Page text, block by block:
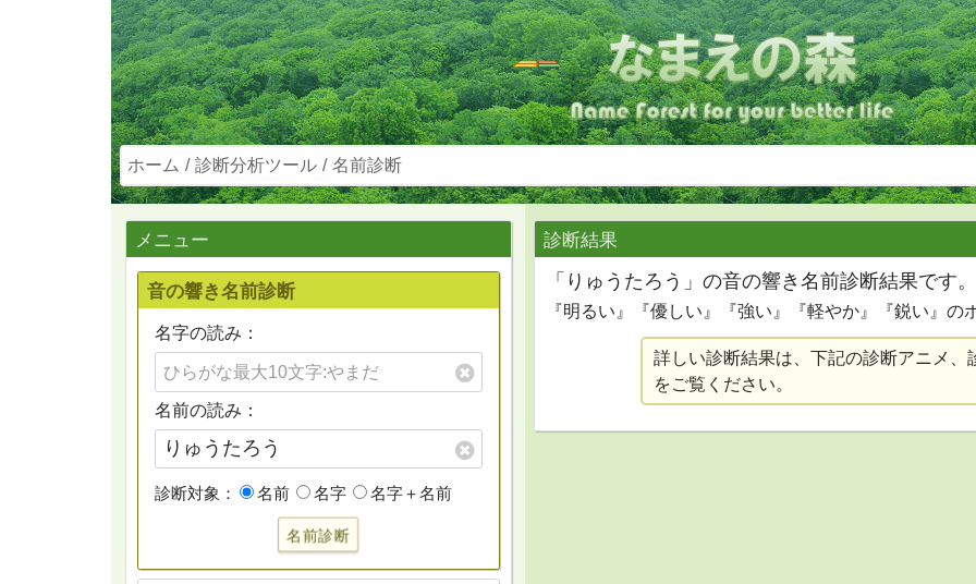
ホーム 診断分析ツール 名前診断
メニュー
音の響き名前診断
名字の読み：
名前の読み：
診断対象： 名前 名字 名字＋名前
名前診断
診断結果
「りゅうたろう」の音の響き名前診断結果です。
『明るい』『優しい』『強い』『軽やか』『鋭い』の
詳しい診断結果は、下記の診断アニメ、
をご覧ください。